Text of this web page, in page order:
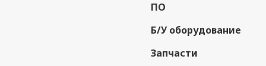
ПО
Б/У оборудование
Запчасти